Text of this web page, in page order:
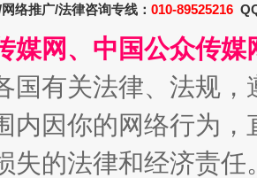
魏明亮
络推广/法律咨询专线： 010-89525216
媒网、中国公众传
国有关法律、法规
内因你的网络行为
失的法律和经济责